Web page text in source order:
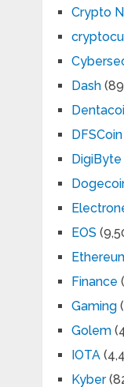
Crypto
Dash
DFSCoin
DigiByte
EOS
Finance
Gaming
Golem
IOTA
Kyber